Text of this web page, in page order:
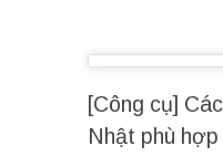
[Công cụ]
Nhật phù